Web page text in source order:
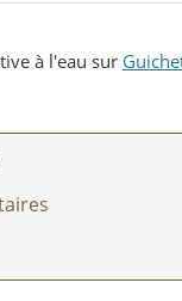
à l'eau sur